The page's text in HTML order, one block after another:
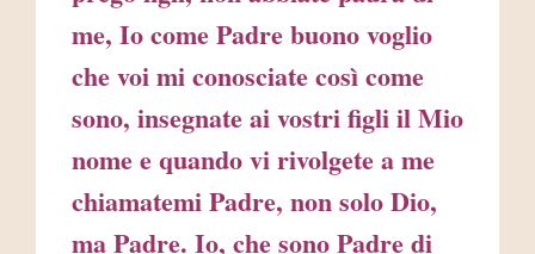
me, Io come Padre buono voglio
che voi mi conosciate così come
sono, insegnate ai vostri figli il Mio
nome e quando vi rivolgete a me
chiamatemi Padre, non solo Dio,
ma Padre. Io, che sono Padre di